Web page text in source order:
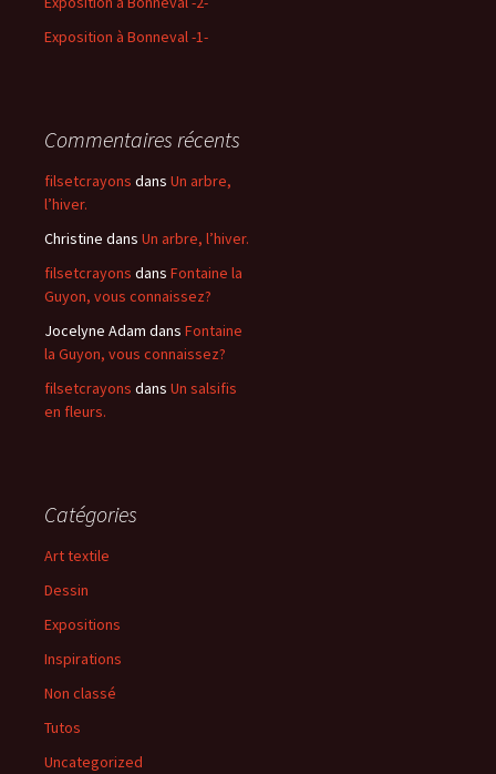
Exposition à Bonneval -1-
Commentaires récents
filsetcrayons dans Un arbre,
l’hiver.
Christine dans Un arbre, l’hiver.
filsetcrayons dans Fontaine la
Guyon, vous connaissez?
Jocelyne Adam dans Fontaine
la Guyon, vous connaissez?
filsetcrayons dans Un salsifis
en fleurs.
Catégories
Art textile
Dessin
Expositions
Inspirations
Non classé
Tutos
Uncategorized